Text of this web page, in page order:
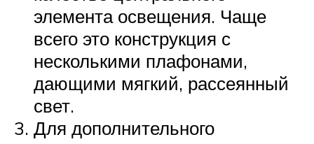
элемента освещения. Чаще
всего это конструкция с
несколькими плафонами,
дающими мягкий, рассеянный
свет.
Для дополнительного